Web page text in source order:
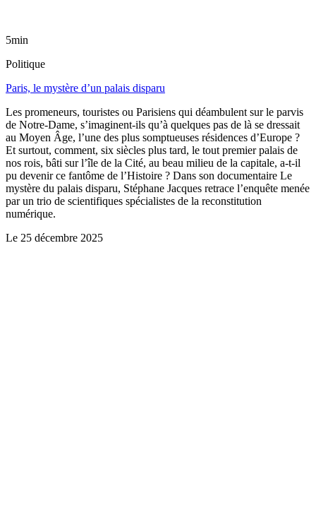
5min
Politique
Paris, le mystère d’un palais disparu
Les promeneurs, touristes ou Parisiens qui déambulent sur le parvis
de Notre-Dame, s’imaginent-ils qu’à quelques pas de là se dressait
au Moyen Âge, l’une des plus somptueuses résidences d’Europe ?
Et surtout, comment, six siècles plus tard, le tout premier palais de
nos rois, bâti sur l’île de la Cité, au beau milieu de la capitale, a-t-il
pu devenir ce fantôme de l’Histoire ? Dans son documentaire Le
mystère du palais disparu, Stéphane Jacques retrace l’enquête menée
par un trio de scientifiques spécialistes de la reconstitution
numérique.
Le 25 décembre 2025